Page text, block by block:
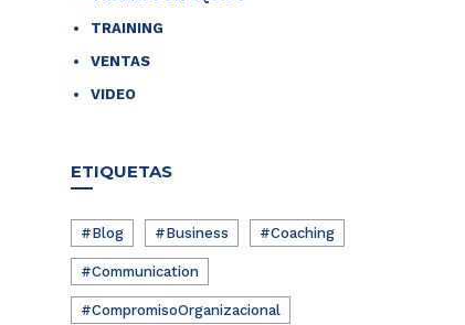
TRAINING
VENTAS
VIDEO
ETIQUETAS
#Blog #Business #Coaching
#Communication
#CompromisoOrganizacional